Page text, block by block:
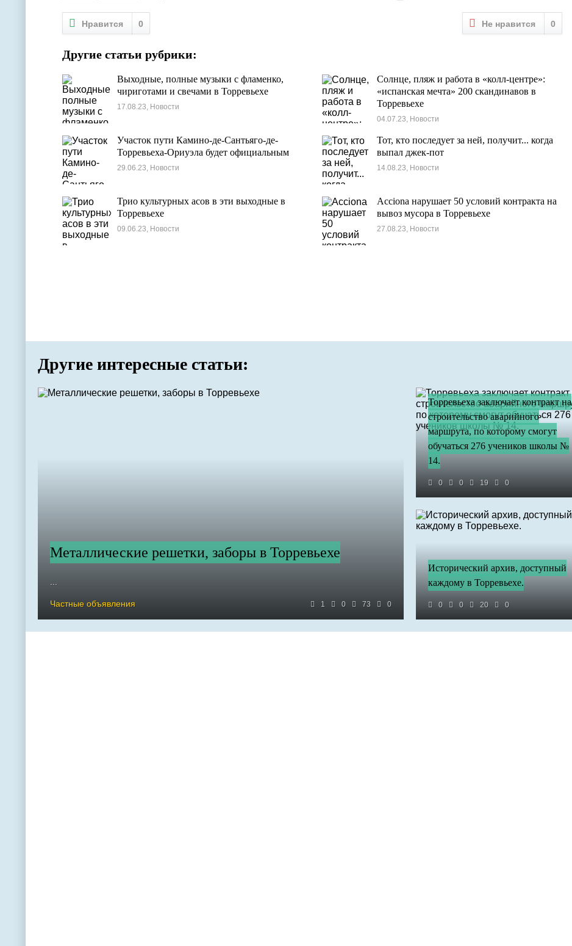
Нравится 0 Не нравится 0
Другие статьи рубрики:
Выходные, полные музыки с фламенко,
чириготами и свечами в Торревьехе
17.08.23, Новости
Солнце, пляж и работа в «колл-центре»:
«испанская мечта» 200 скандинавов в
Торревьехе
04.07.23, Новости
Участок пути Камино-де-Сантьяго-де-
Торревьеха-Ориуэла будет официальным
29.06.23, Новости
Тот, кто последует за ней, получит... когда
выпал джек-пот
14.08.23, Новости
Трио культурных асов в эти выходные в
Торревьехе
09.06.23, Новости
Acciona нарушает 50 условий контракта на
вывоз мусора в Торревьехе
27.08.23, Новости
Другие интересные статьи:
Металлические решетки, заборы в Торревьехе
Частные объявления 1 0 73 0
Торревьеха заключает контракт на
строительство аварийного
маршрута, по которому смогут
обучаться 276 учеников школы №
14.
0 0 19 0
Исторический архив, доступный
каждому в Торревьехе.
0 0 20 0